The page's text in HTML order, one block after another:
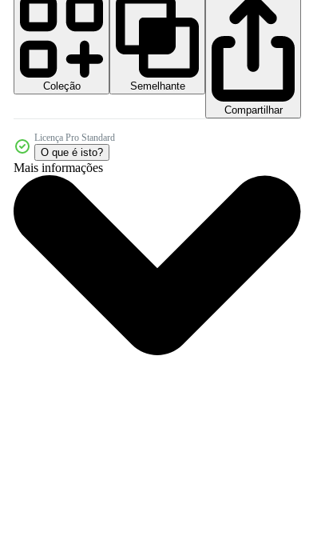
Coleção
Semelhante
Compartilhar
Licença Pro Standard
O que é isto?
Mais informações